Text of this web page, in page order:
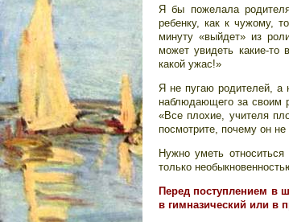
Я бы пожелала
ребенку, как к чужому,
минуту «выйдет» из
может увидеть какие-
какой ужас!»
Я не пугаю родителей, а
наблюдающего за своим
«Все плохие, учителя
посмотрите, почему он не
Нужно уметь относиться
только
Перед поступлением в
в гимназический или в